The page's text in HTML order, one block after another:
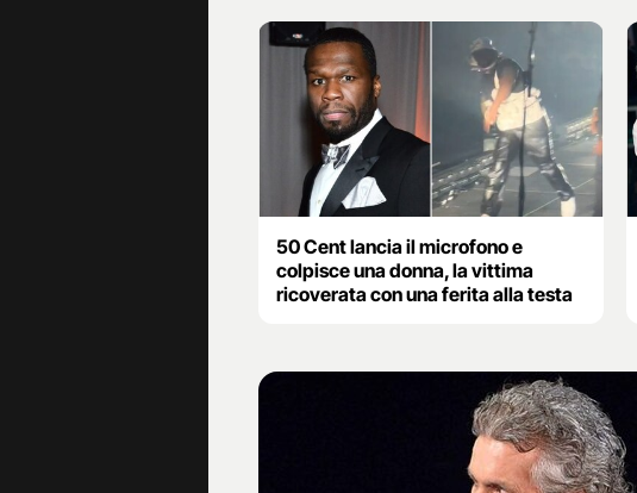
50 Cent lancia il microfono e
colpisce una donna, la vittima
ricoverata con una ferita alla testa